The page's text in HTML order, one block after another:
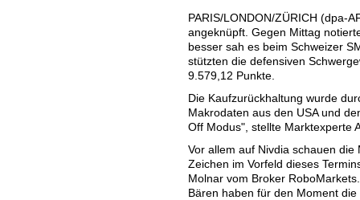
PARIS/LONDON/ZÜRICH (dpa-
angeknüpft. Gegen Mittag
besser sah es beim Schweizer
stützten die defensiven
9.579,12 Punkte.
Die Kaufzurückhaltung wurde
Makrodaten aus den USA und
Off Modus", stellte Marktexperte
Vor allem auf Nivdia schauen
Zeichen im Vorfeld dieses
Molnar vom Broker
Bären haben für den Moment